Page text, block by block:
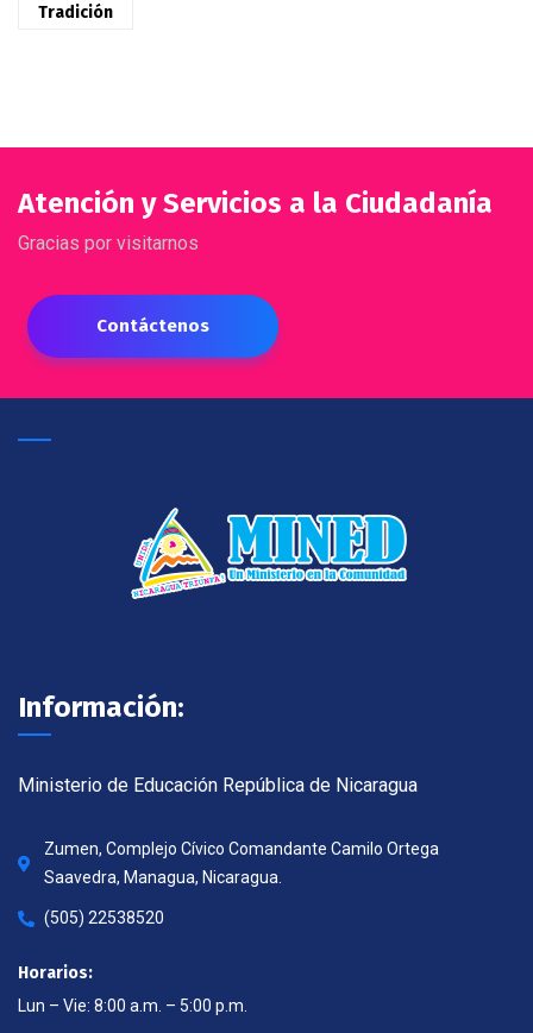
Tradición
Atención y Servicios a la Ciudadanía
Gracias por visitarnos
Contáctenos
Información:
Ministerio de Educación República de Nicaragua
Zumen, Complejo Cívico Comandante Camilo Ortega
Saavedra, Managua, Nicaragua.
(505) 22538520
Horarios:
Lun – Vie: 8:00 a.m. – 5:00 p.m.